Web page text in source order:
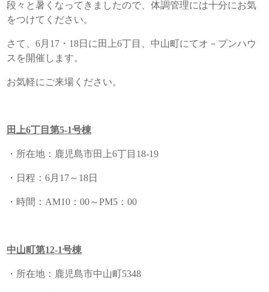
段々と暑くなってきましたので、体調管理には十分にお気
をつけてください。
さて、6月17・18日に田上6丁目、中山町にてオ－プンハウ
スを開催します。
お気軽にご来場ください。
田上6丁目第5-1号棟
・所在地：鹿児島市田上6丁目18-19
・日程：6月17～18日
・時間：AM10：00～PM5：00
中山町第12-1号棟
・所在地：鹿児島市中山町5348